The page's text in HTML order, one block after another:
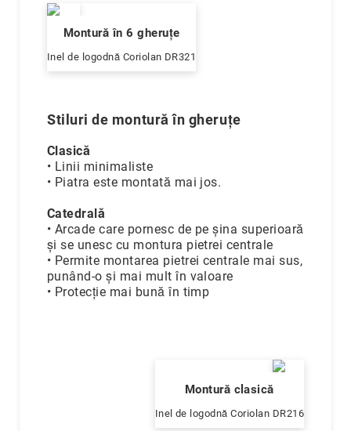
Montură în 6 gheruțe
Inel de logodnă Coriolan DR321
Stiluri de montură în gheruțe
Clasică
• Linii minimaliste
• Piatra este montată mai jos.
Catedrală
• Arcade care pornesc de pe șina superioară
și se unesc cu montura pietrei centrale
• Permite montarea pietrei centrale mai sus,
punând-o și mai mult în valoare
• Protecție mai bună în timp
Montură clasică
Inel de logodnă Coriolan DR216